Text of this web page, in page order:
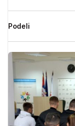
Podeli